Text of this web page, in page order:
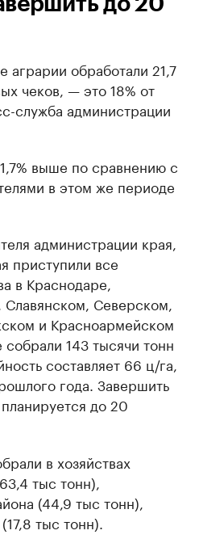
аграрии обработали 21,7
чеков, — это 18% от
служба администрации
выше по сравнению с
в этом же периоде
администрации края,
приступили все
в Краснодаре,
Северском,
и Красноармейском
143 тысячи тонн
составляет 66 ц/га,
года. Завершить
до 20
в хозяйствах
тыс тонн),
(44,9 тыс тонн),
тыс тонн).